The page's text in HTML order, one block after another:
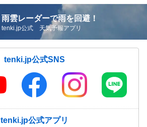
雨雲レーダーで雨を回避！
tenki.jp公式 天気予報アプリ
tenki.jp公式SNS
tenki.jp公式アプリ